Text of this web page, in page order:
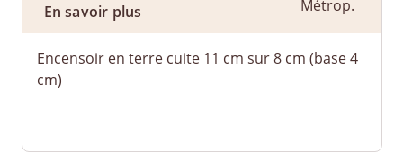
En savoir plus
Encensoir en terre cuite 11 cm sur 8 cm (base 4
cm)